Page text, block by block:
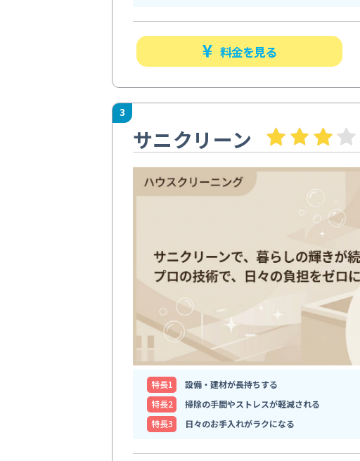
料金を見る
3
サニクリーン
特⻑1
設備・建材が長持ちする
特⻑2
掃除の手間やストレスが軽減される
特⻑3
日々のお手入れがラクになる